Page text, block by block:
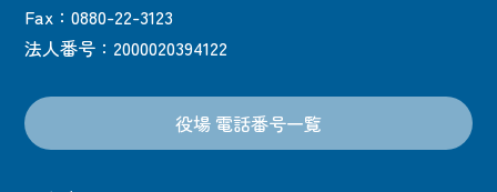
Fax：0880-22-3123
法人番号：2000020394122
役場 電話番号一覧